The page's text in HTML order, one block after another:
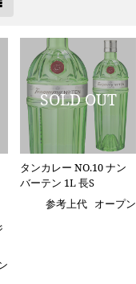
タンカレー NO.10 ナン
バーテン 1L 長S
参考上代 オープン